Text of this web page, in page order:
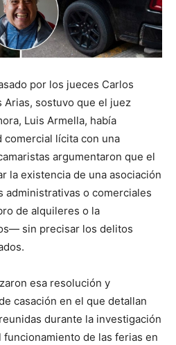
por los jueces Carlos
Arias, sostuvo que el juez
Luis Armella, había
comercial lícita con una
argumentaron que el
la existencia de una asociación
administrativas o comerciales
de alquileres o la
sin precisar los delitos
esa resolución y
casación en el que detallan
durante la investigación
funcionamiento de las ferias en